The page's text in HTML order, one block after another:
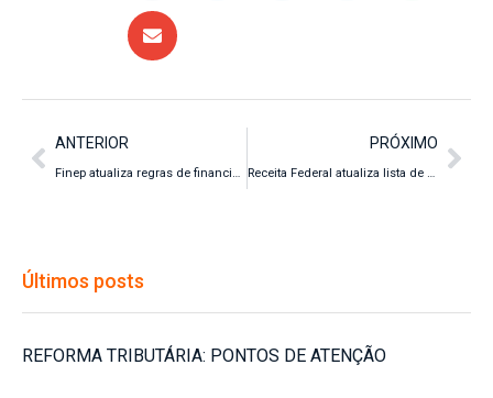
ANTERIOR
Finep atualiza regras de financiamento direto e amplia oportunidades para inovação em 2026
PRÓXIMO
Receita Federal atualiza lista de benefícios fiscais preservados da redução linear
Últimos posts
REFORMA TRIBUTÁRIA: PONTOS DE ATENÇÃO